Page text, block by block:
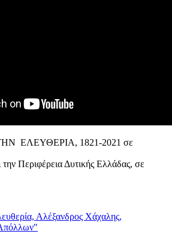
ΕΛΕΥΘΕΡΙΑ, 1821-2021 σε
Περιφέρεια Δυτικής Ελλάδας, σε
Αλέξανδρος Χάχαλης,